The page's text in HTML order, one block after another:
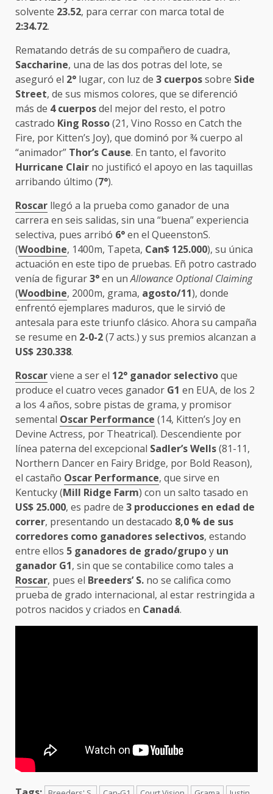
solvente 23.52, para cerrar con marca total de
2:34.72.
Rematando detrás de su compañero de cuadra,
Saccharine, una de las dos potras del lote, se
aseguró el 2° lugar, con luz de 3 cuerpossobre Side
Street, de sus mismos colores, que se diferenció
más de 4 cuerposdel mejor del resto, el potro
castrado King Rosso(21, Vino Rosso en Catch the
Fire, por Kitten’s Joy), que dominó por ¾ cuerpo al
“animador” Thor’s Cause. En tanto, el favorito
Hurricane Clair no justificó el apoyo en las taquillas
arribando último (7°).
Roscar llegó a la prueba como ganador de una
carrera en seis salidas, sin una “buena” experiencia
selectiva, pues arribó 6°en el QueenstonS.
(Woodbine, 1400m, Tapeta, Can$ 125.000), su única
actuación en este tipo de pruebas. Eñ potro castrado
venía de figurar3°en unAllowance Optional Claiming
(Woodbine, 2000m, grama, agosto/11), donde
enfrentó ejemplares maduros, que le sirvió de
antesala para este triunfo clásico. Ahora su campaña
se resume en 2-0-2(7 acts.) y sus premios alcanzan a
US$ 230.338.
Roscarviene a ser el 12° ganador selectivoque
produce el cuatro veces ganador G1 en EUA, de los 2
a los 4 años, sobre pistas de grama, y promisor
semental Oscar Performance (14, Kitten’s Joy en
Devine Actress, por Theatrical). Descendiente por
línea paterna del excepcional Sadler’s Wells(81-11,
Northern Dancer en Fairy Bridge, por Bold Reason),
el castaño Oscar Performance, que sirve en
Kentucky (Mill Ridge Farm) con un salto tasado en
US$ 25.000, es padre de 3 producciones en edad de
correr, presentando un destacado 8,0 % de sus
corredores como ganadores selectivos, estando
entre ellos 5 ganadores de grado/grupoy un
ganador G1, sin que se contabilice como tales a
Roscar, pues el Breeders’ S. no se califica como
prueba de grado internacional, al estar restringida a
potros nacidos y criados en Canadá.